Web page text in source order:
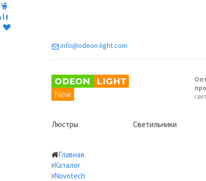
info@odeon-light.com
Люстры Светильники
Главная
Каталог
Novotech